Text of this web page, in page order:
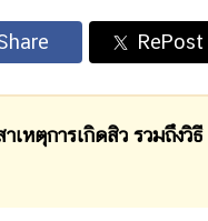
ตุการเกิดสิว รวมถึงวิธี